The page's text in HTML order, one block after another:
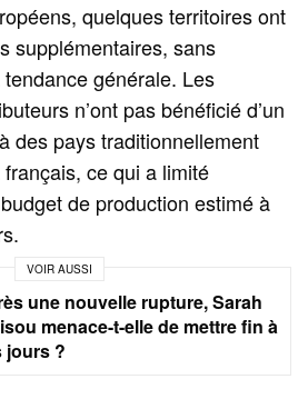
quelques territoires ont
supplémentaires, sans
générale. Les
n’ont pas bénéficié d’un
des pays traditionnellement
ce qui a limité
de production estimé à
VOIR AUSSI
une nouvelle rupture, Sarah
menace-t-elle de mettre fin à
jours ?